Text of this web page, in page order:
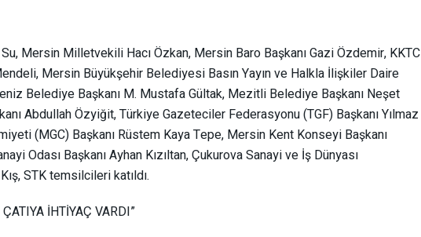
Mersin Milletvekili Hacı Özkan, Mersin Baro Başkanı Gazi Özdemir, KKTC
Mersin Büyükşehir Belediyesi Basın Yayın ve Halkla İlişkiler Daire
Belediye Başkanı M. Mustafa Gültak, Mezitli Belediye Başkanı Neşet
Abdullah Özyiğit, Türkiye Gazeteciler Federasyonu (TGF) Başkanı Yılmaz
(MGC) Başkanı Rüstem Kaya Tepe, Mersin Kent Konseyi Başkanı
Odası Başkanı Ayhan Kızıltan, Çukurova Sanayi ve İş Dünyası
STK temsilcileri katıldı.
İHTİYAÇ VARDI”